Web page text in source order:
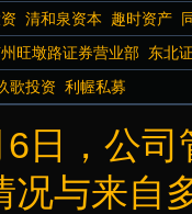
光大保德信基金 广发基金
九泰基金 南方基金 农银
清和泉资本 趣时资产
旺墩路证券营业部 东北
泰海通证券 国信证券
歌投资 利幄私募
，公司
况与来自